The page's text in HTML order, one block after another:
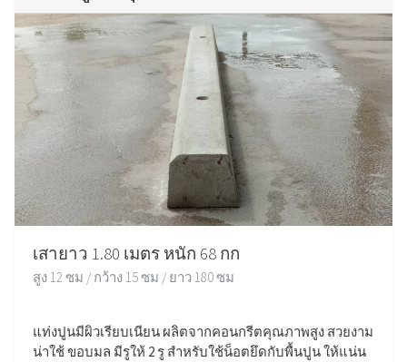
เสายาว 1.80 เมตร หนัก 68 กก
สูง 12 ซม / กว้าง 15 ซม / ยาว 180 ซม
แท่งปูนมีผิวเรียบเนียน ผลิตจากคอนกรีตคุณภาพสูง สวยงาม
น่าใช้ ขอบมล มีรูให้ 2 รู สำหรับใช้น็อตยึดกับพื้นปูน ให้แน่น